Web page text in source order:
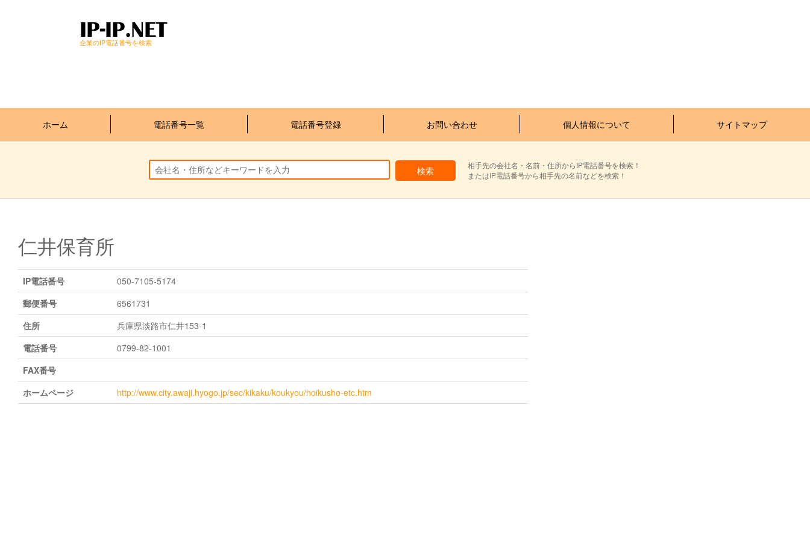
企業のIP電話番号を検索
ホーム 電話番号一覧 電話番号登録 お問い合わせ 個人情報について サイトマップ
相手先の会社名・名前・住所からIP電話番号を検索！
またはIP電話番号から相手先の名前などを検索！
仁井保育所
IP電話番号
050-7105-5174
郵便番号
6561731
住所
兵庫県淡路市仁井153-1
電話番号
0799-82-1001
FAX番号
ホームページ
http://www.city.awaji.hyogo.jp/sec/kikaku/koukyou/hoikusho-etc.htm